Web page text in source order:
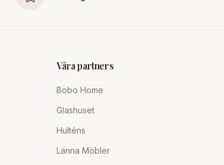
Våra partners
Bobo Home
Glashuset
Hulténs
Länna Möbler